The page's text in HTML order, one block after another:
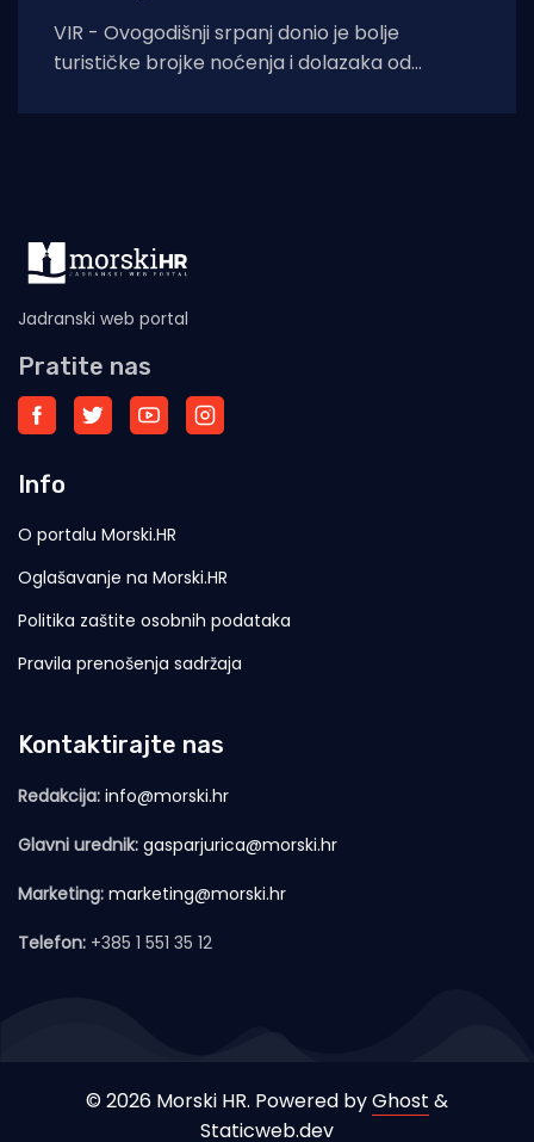
VIR - Ovogodišnji srpanj donio je bolje
turističke brojke noćenja i dolazaka od
Jadranski web portal
Pratite nas
Info
O portalu Morski.HR
Oglašavanje na Morski.HR
Politika zaštite osobnih podataka
Pravila prenošenja sadržaja
Kontaktirajte nas
Redakcija: info@morski.hr
Glavni urednik: gasparjurica@morski.hr
Marketing: marketing@morski.hr
Telefon: +385 1 551 35 12
© 2026 Morski HR. Powered byGhost &
Staticweb.dev